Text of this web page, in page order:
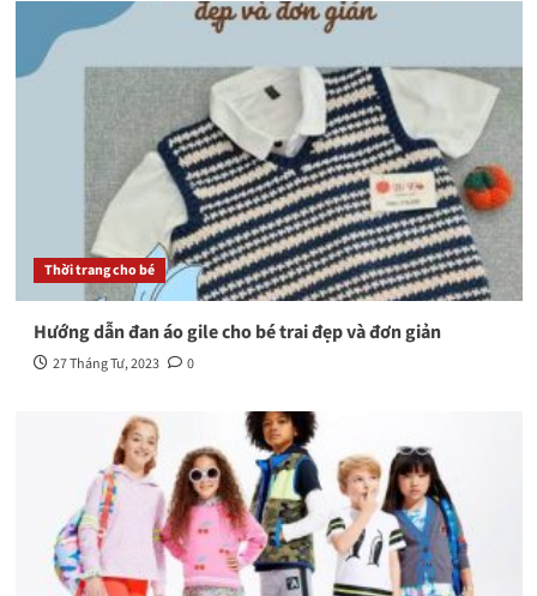
Thời trang cho bé
Hướng dẫn đan áo gile cho bé trai đẹp và đơn giản
27 Tháng Tư, 2023 0